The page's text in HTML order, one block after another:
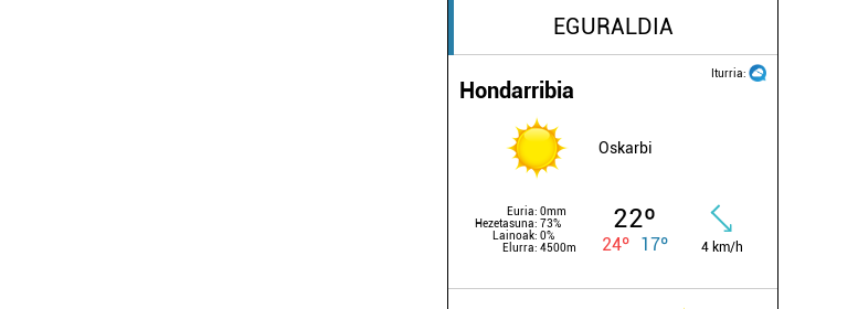
EGURALDIA
Iturria:
Hondarribia
Oskarbi
Euria: 0mm
Hezetasuna: 73%
Lainoak: 0%
Elurra: 4500m
22º
24º 17º 4 km/h